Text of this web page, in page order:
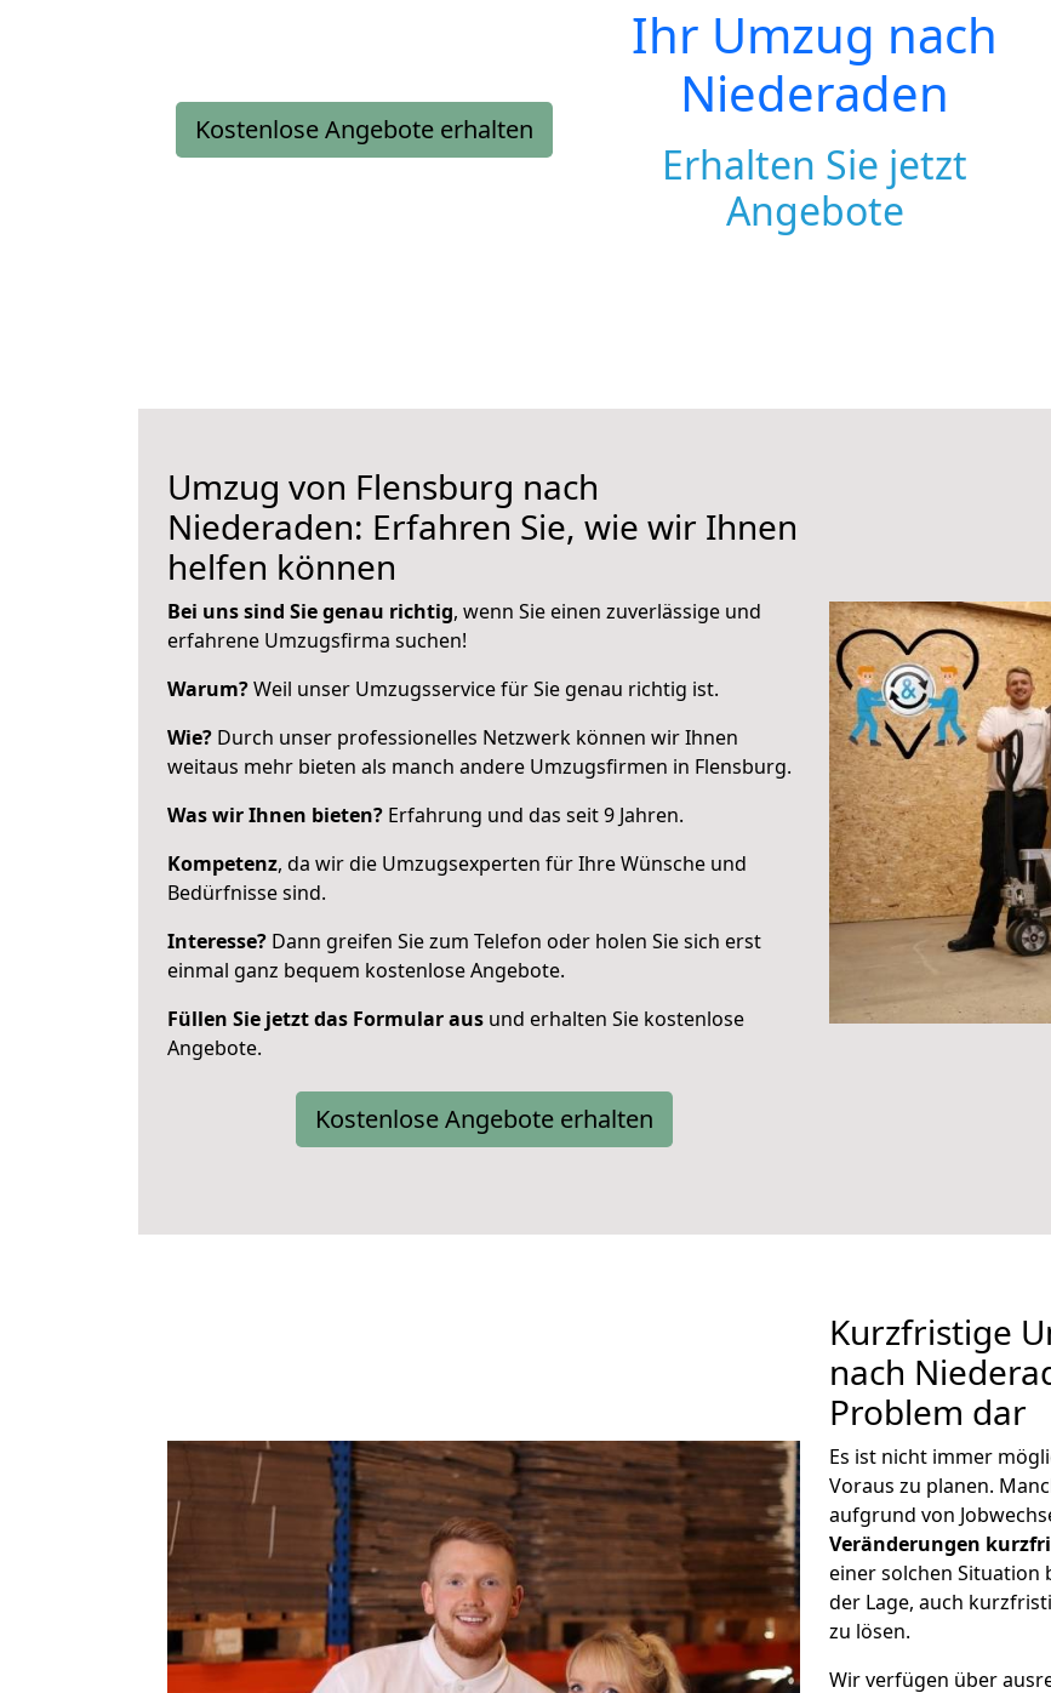
Kostenlose Angebote erhalten
Ihr Umzug nach
Niederaden
Erhalten Sie jetzt
Angebote
Umzug von Flensburg nach
Niederaden: Erfahren Sie, wie wir Ihnen
helfen können
Bei uns sind Sie genau richtig, wenn Sie einen zuverlässige und
erfahrene Umzugsfirma suchen!
Warum?Weil unser Umzugsservice für Sie genau richtig ist.
Wie? Durch unser professionelles Netzwerk können wir Ihnen
weitaus mehr bieten als manch andere Umzugsfirmen in Flensburg.
Was wir Ihnen bieten? Erfahrung und das seit 9 Jahren.
Kompetenz, da wir die Umzugsexperten für Ihre Wünsche und
Bedürfnisse sind.
Interesse? Dann greifen Sie zum Telefon oder holen Sie sich erst
einmal ganz bequem kostenlose Angebote.
Füllen Sie jetzt das Formular aus und erhalten Sie kostenlose
Angebote.
Kostenlose Angebote erhalten
Kurzfristige
nach
Problem dar
Es ist nicht immer
Voraus zu planen.
aufgrund von
Veränderungen
einer solchen Situation
der Lage, auch
zu lösen.
Wir verfügen über